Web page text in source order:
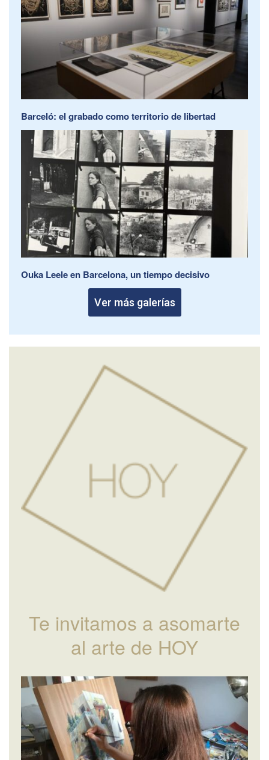
Barceló: el grabado como territorio de libertad
Ouka Leele en Barcelona, un tiempo decisivo
Ver más galerías
Te invitamos a asomarte
al arte de HOY